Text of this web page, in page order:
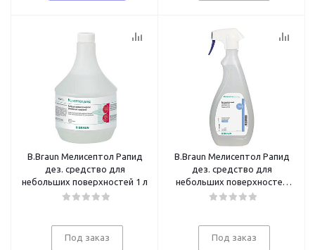
B.Braun Мелисептол Рапид
дез. средство для
небольших поверхностей 1 л
Под заказ
B.Braun Мелисептол Рапид
дез. средство для
небольших поверхностей
750 мл (спрей)
Под заказ